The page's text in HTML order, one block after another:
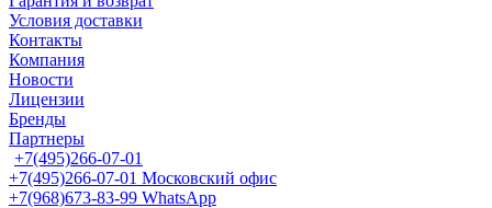
Условия доставки
Контакты
Компания
Новости
Лицензии
Бренды
Партнеры
+7(495)266-07-01
+7(495)266-07-01 Московский офис
+7(968)673-83-99 WhatsApp